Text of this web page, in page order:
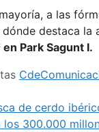
a las
destaca
Park Sagunt I.
de cerdo
300.000